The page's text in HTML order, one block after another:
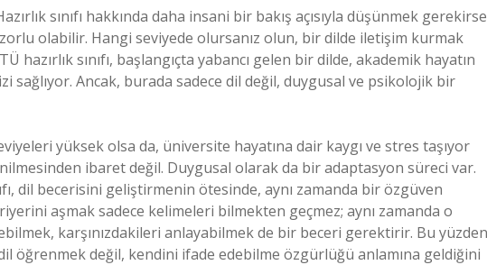
sınıfı hakkında daha insani bir bakış açısıyla düşünmek
olabilir. Hangi seviyede olursanız olun, bir dilde iletişim kurmak
sınıfı, başlangıçta yabancı gelen bir dilde, akademik hayatın
Ancak, burada sadece dil değil, duygusal ve psikolojik bir
yüksek olsa da, üniversite hayatına dair kaygı ve stres taşıyor
ibaret değil. Duygusal olarak da bir adaptasyon süreci var.
dil becerisini geliştirmenin ötesinde, aynı zamanda bir özgüven
aşmak sadece kelimeleri bilmekten geçmez; aynı zamanda o
karşınızdakileri anlayabilmek de bir beceri gerektirir. Bu yüzden
öğrenmek değil, kendini ifade edebilme özgürlüğü anlamına geldiğini